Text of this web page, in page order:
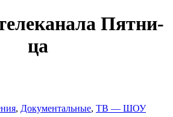
Пят­ни­
ца
, До­ку­мен­таль­ные, ТВ — ШОУ